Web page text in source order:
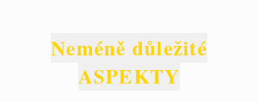
Neméně důležité
ASPEKTY